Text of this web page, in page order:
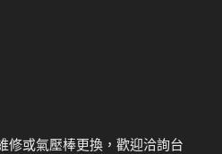
修或氣壓棒更換，歡迎洽詢台